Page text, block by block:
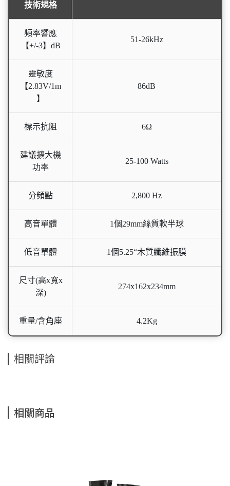
技術規格
頻率響應
【+/-3】dB
51-26kHz
靈敏度
【2.83V/1m
】
86dB
標示抗阻 6Ω
建議擴大機
功率
25-100 Watts
分頻點 2,800 Hz
高音單體 1個29mm絲質軟半球
低音單體 1個5.25“木質纖維振膜
尺寸(高x寬x
深)
274x162x234mm
重量/含角座 4.2Kg
相關評論
相關商品